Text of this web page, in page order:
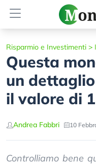
Risparmio e Investimenti >
Questa
un
il valore di
Andrea Fabbri 10
Controlliamo bene